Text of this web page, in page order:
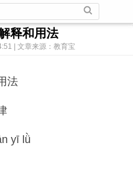
释和用法
| 文章来源：教育宝
法
yī lǜ